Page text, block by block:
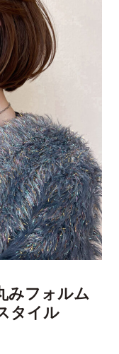
みフォルム
タイル